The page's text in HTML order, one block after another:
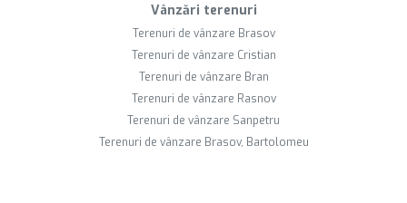
Vânzări terenuri
Terenuri de vânzare Brasov
Terenuri de vânzare Cristian
Terenuri de vânzare Bran
Terenuri de vânzare Rasnov
Terenuri de vânzare Sanpetru
Terenuri de vânzare Brasov, Bartolomeu